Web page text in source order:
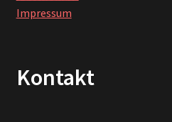
Impressum
Kontakt